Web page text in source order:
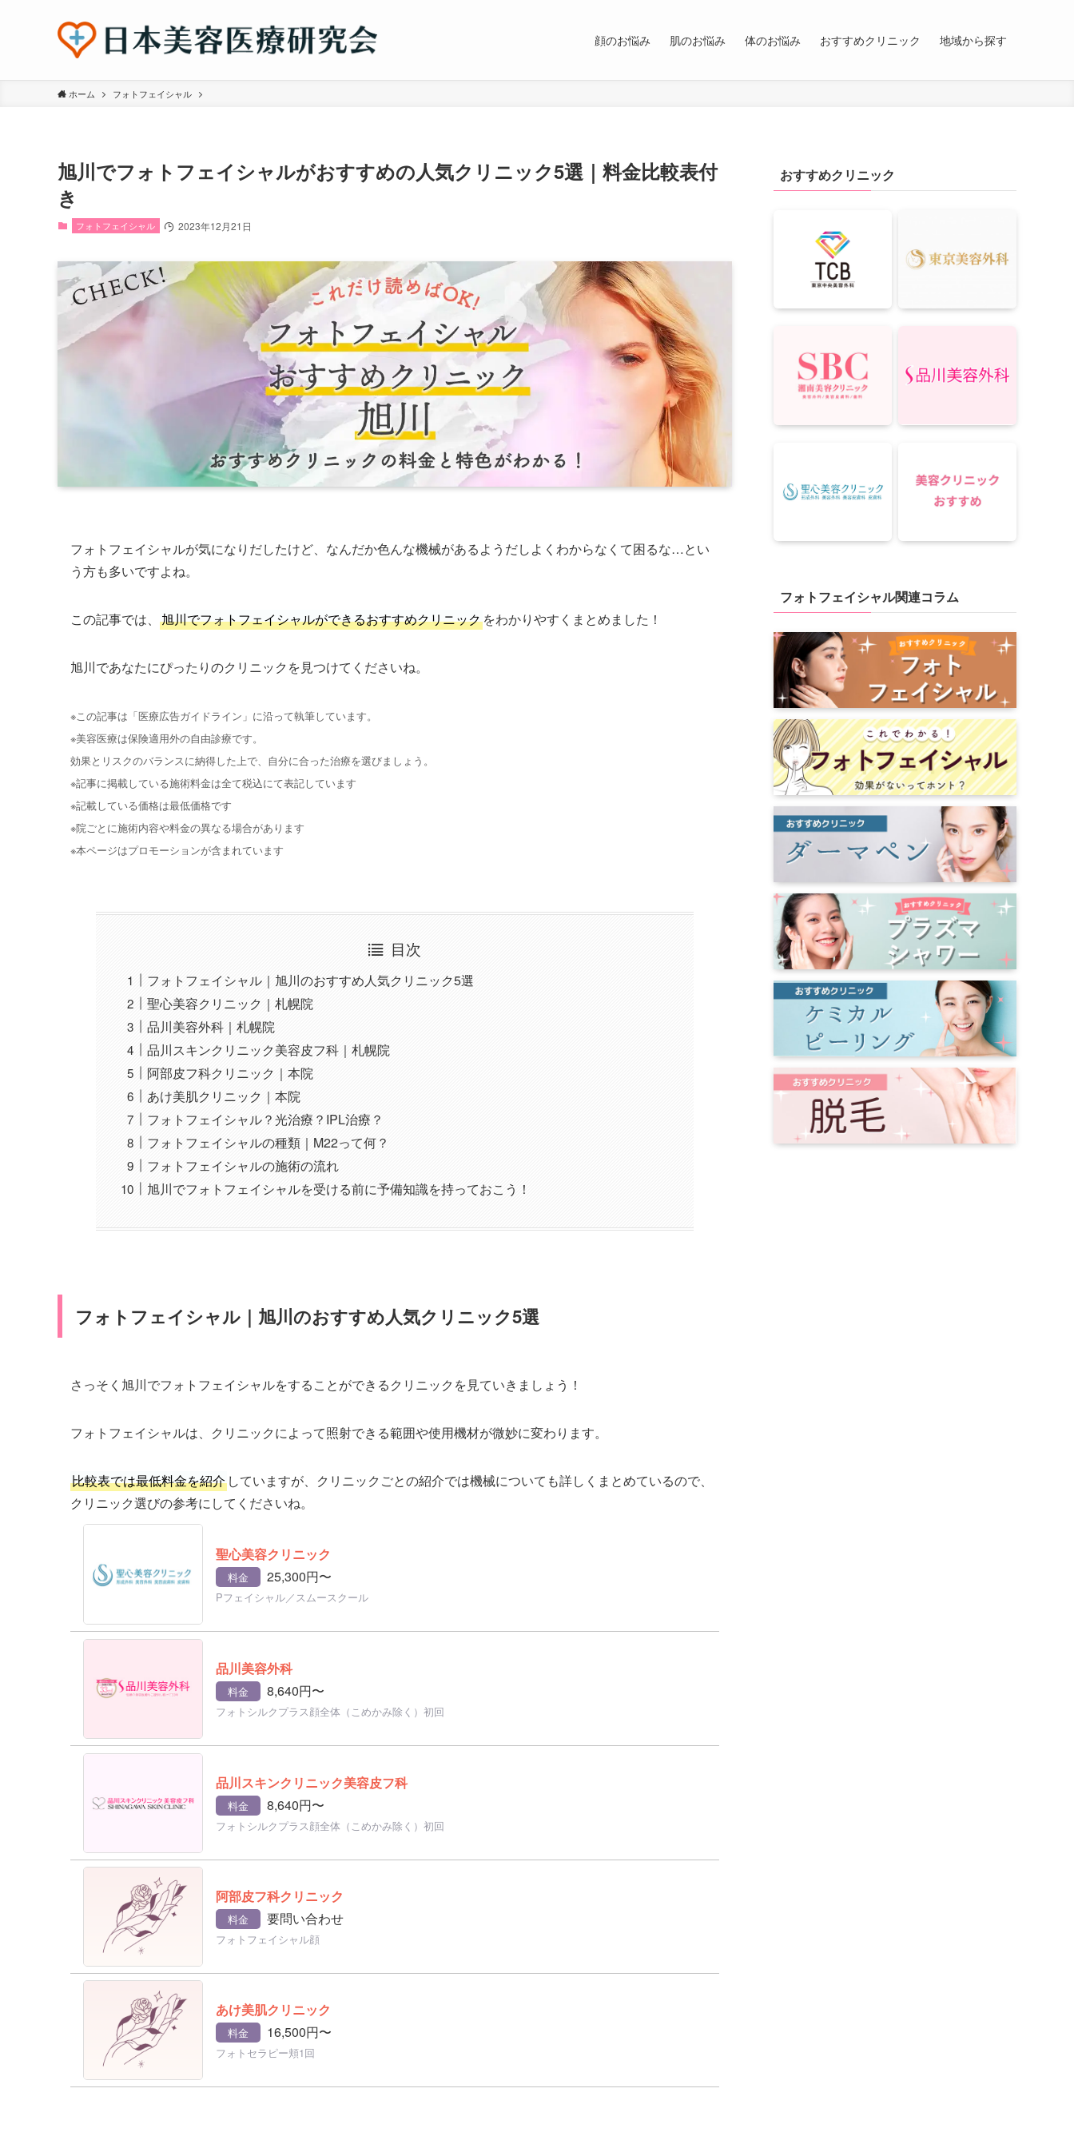
顔のお悩み 肌のお悩み 体のお悩み おすすめクリニック 地域から探す
ホーム フォトフェイシャル
旭川でフォトフェイシャルがおすすめの人気クリニック5選｜料金比較表付
き
フォトフェイシャル 2023年12月21日
フォトフェイシャルが気になりだしたけど、なんだか色んな機械があるようだしよくわからなくて困るな…とい
う方も多いですよね。
この記事では、 旭川でフォトフェイシャルができるおすすめクリニックをわかりやすくまとめました！
旭川であなたにぴったりのクリニックを見つけてくださいね。
※この記事は「医療広告ガイドライン」に沿って執筆しています。
※美容医療は保険適用外の自由診療です。
効果とリスクのバランスに納得した上で、自分に合った治療を選びましょう。
※記事に掲載している施術料金は全て税込にて表記しています
※記載している価格は最低価格です
※院ごとに施術内容や料金の異なる場合があります
※本ページはプロモーションが含まれています
目次
フォトフェイシャル｜旭川のおすすめ人気クリニック5選
聖心美容クリニック｜札幌院
品川美容外科｜札幌院
品川スキンクリニック美容皮フ科｜札幌院
阿部皮フ科クリニック｜本院
あけ美肌クリニック｜本院
フォトフェイシャル？光治療？IPL治療？
フォトフェイシャルの種類｜M22って何？
フォトフェイシャルの施術の流れ
旭川でフォトフェイシャルを受ける前に予備知識を持っておこう！
フォトフェイシャル｜旭川のおすすめ人気クリニック5選
さっそく旭川でフォトフェイシャルをすることができるクリニックを見ていきましょう！
フォトフェイシャルは、クリニックによって照射できる範囲や使用機材が微妙に変わります。
比較表では最低料金を紹介 していますが、クリニックごとの紹介では機械についても詳しくまとめているので、
クリニック選びの参考にしてくださいね。
聖心美容クリニック
料金 25,300円〜
Pフェイシャル／スムースクール
品川美容外科
料金 8,640円〜
フォトシルクプラス顔全体（こめかみ除く）初回
品川スキンクリニック美容皮フ科
料金 8,640円〜
フォトシルクプラス顔全体（こめかみ除く）初回
阿部皮フ科クリニック
料金 要問い合わせ
フォトフェイシャル顔
あけ美肌クリニック
料金 16,500円〜
フォトセラピー頬1回
おすすめクリニック
フォトフェイシャル関連コラム